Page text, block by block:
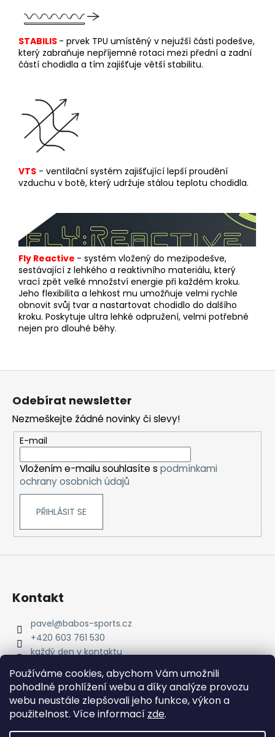
Používáme cookies, abychom Vám umožnili
pohodlné prohlížení webu a díky analýze provozu
webu neustále zlepšovali jeho funkce, výkon a
použitelnost. Více informací zde.
STABILIS - prvek TPU umístěný v nejužší části podešve,
který zabraňuje nepříjemné rotaci mezi přední a zadní
částí chodidla a tím zajišťuje větší stabilitu.
VTS - ventilační systém zajišťující lepší proudění
vzduchu v botě, který udržuje stálou teplotu chodidla.
Fly Reactive - systém vložený do mezipodešve,
sestávající z lehkého a reaktivního materiálu, který
vrací zpět velké množství energie při každém kroku.
Jeho flexibilita a lehkost mu umožňuje velmi rychle
obnovit svůj tvar a nastartovat chodidlo do dalšího
kroku. Poskytuje ultra lehké odpružení, velmi potřebné
nejen pro dlouhé běhy.
Odebírat newsletter
Nezmeškejte žádné novinky či slevy!
E-mail
Vložením e-mailu souhlasíte s podmínkami
ochrany osobních údajů
PŘIHLÁSIT SE
Kontakt
pavel@babos-sports.cz
+420 603 761 530
každý den v kontaktu